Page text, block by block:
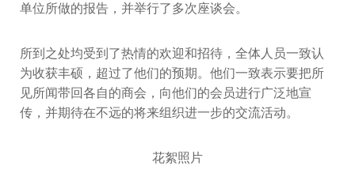
单位所做的报告，并举行了多次座谈会。
所到之处均受到了热情的欢迎和招待，全体人员一致认
为收获丰硕，超过了他们的预期。他们一致表示要把所
见所闻带回各自的商会，向他们的会员进行广泛地宣
传，并期待在不远的将来组织进一步的交流活动。
花絮照片